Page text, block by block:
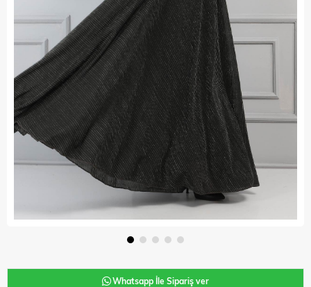
Whatsapp İle Sipariş ver